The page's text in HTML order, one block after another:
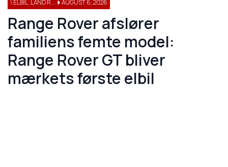
\ ELBIL, LAND R... AUGUST 6, 2026
Range Rover afslører
familiens femte model:
Range Rover GT bliver
mærkets første elbil